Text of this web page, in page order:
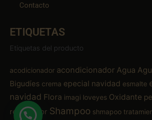
Contacto
ETIQUETAS
Etiquetas del producto
acodicionador acondicionador Agua
Bigudíes crema epecial navidad esmalte
navidad Flora imagi loveyes Oxidante
removedor Shampoo shmapoo